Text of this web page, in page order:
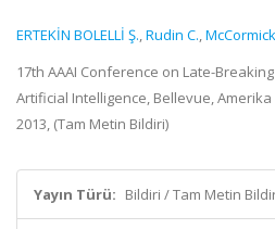
ERTEKİN BOLELLİ Ş.,Rudin C.,
17th AAAI Conference on Late-
Artificial Intelligence, Bellevue,
2013, (Tam Metin Bildiri)
Yayın Türü: Bildiri / Tam Metin